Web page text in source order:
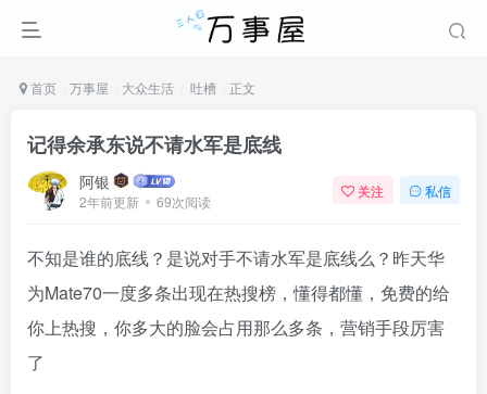
首页 万事屋 大众生活 吐槽 正文
记得余承东说不请水军是底线
阿银
2年前更新 69次阅读
关注 私信
不知是谁的底线？是说对手不请水军是底线么？昨天华
为Mate70一度多条出现在热搜榜，懂得都懂，免费的给
你上热搜，你多大的脸会占用那么多条，营销手段厉害
了